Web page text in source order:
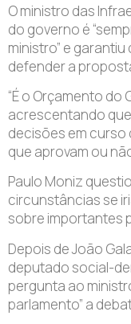
O ministro das
do governo é
ministro” e
defender a
“É o Orçamento do
acrescentando
decisões em curso
que aprovam ou
Paulo Moniz
circunstâncias se
sobre importantes
Depois de João
deputado social-
pergunta ao
parlamento” a